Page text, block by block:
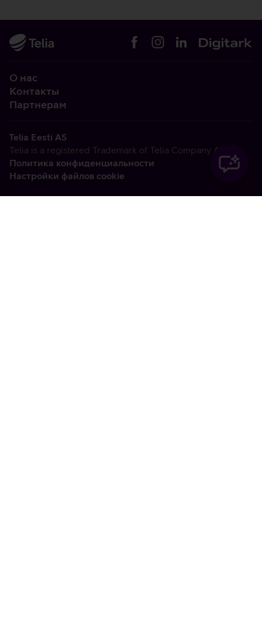
О нас
Контакты
Партнерам
Telia Eesti AS
Telia is a registered Trademark of Telia Company AB
Политика конфиденциальности
Настройки файлов cookie